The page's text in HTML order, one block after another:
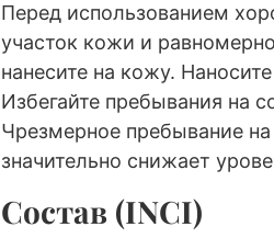
Перед использованием
участок кожи и
нанесите на кожу.
Избегайте пребывания на
Чрезмерное пребывание
значительно снижает
Состав (INCI)